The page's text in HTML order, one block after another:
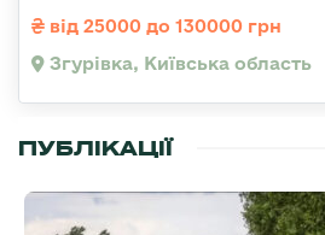
від 25000 до 130000 грн
Згурівка, Київська область
ПУБЛІКАЦІЇ